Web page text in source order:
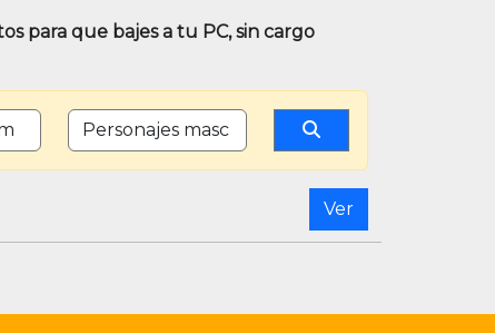
para que bajes a tu PC, sin cargo
FEMENINOS
CANTIDAD DE PERSONAJES MASCULINOS
Ver